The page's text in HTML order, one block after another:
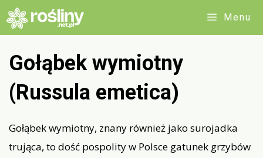
Przejdź
do
Menu
Gołąbek wymiotny
(Russula emetica)
Gołąbek wymiotny, znany również jako surojadka
trująca, to dość pospolity w Polsce gatunek grzybów